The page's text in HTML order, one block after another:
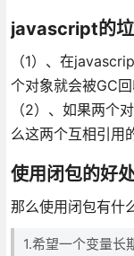
javascript的
（1）、在
个对象就会被GC回
（2）、如果两个
么这两个互相引用
使用闭包的好
那么使用闭包有什
1.希望一个变量长